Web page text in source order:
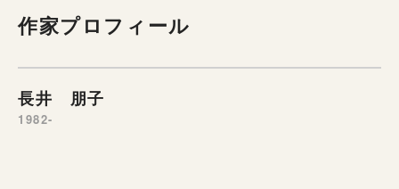
作家プロフィール
長井 朋子
1982-